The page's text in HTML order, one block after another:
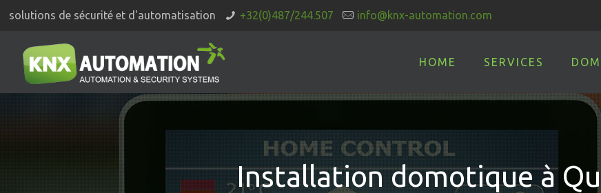
solutions de sécurité et d'automatisation +32(0)487/244.507 info@knx-automation.com
HOME SERVICES
Installation domotique à